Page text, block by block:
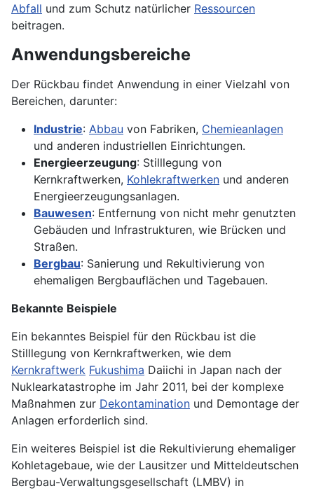
Abfall und zum Schutz natürlicher Ressourcen
beitragen.
Anwendungsbereiche
Der Rückbau findet Anwendung in einer Vielzahl von
Bereichen, darunter:
Industrie: Abbau von Fabriken, Chemieanlagen
und anderen industriellen Einrichtungen.
Energieerzeugung: Stilllegung von
Kernkraftwerken, Kohlekraftwerken und anderen
Energieerzeugungsanlagen.
Bauwesen: Entfernung von nicht mehr genutzten
Gebäuden und Infrastrukturen, wie Brücken und
Straßen.
Bergbau: Sanierung und Rekultivierung von
ehemaligen Bergbauflächen und Tagebauen.
Bekannte Beispiele
Ein bekanntes Beispiel für den Rückbau ist die
Stilllegung von Kernkraftwerken, wie dem
Kernkraftwerk Fukushima Daiichi in Japan nach der
Nuklearkatastrophe im Jahr 2011, bei der komplexe
Maßnahmen zur Dekontamination und Demontage der
Anlagen erforderlich sind.
Ein weiteres Beispiel ist die Rekultivierung ehemaliger
Kohletagebaue, wie der Lausitzer und Mitteldeutschen
Bergbau-Verwaltungsgesellschaft (LMBV) in